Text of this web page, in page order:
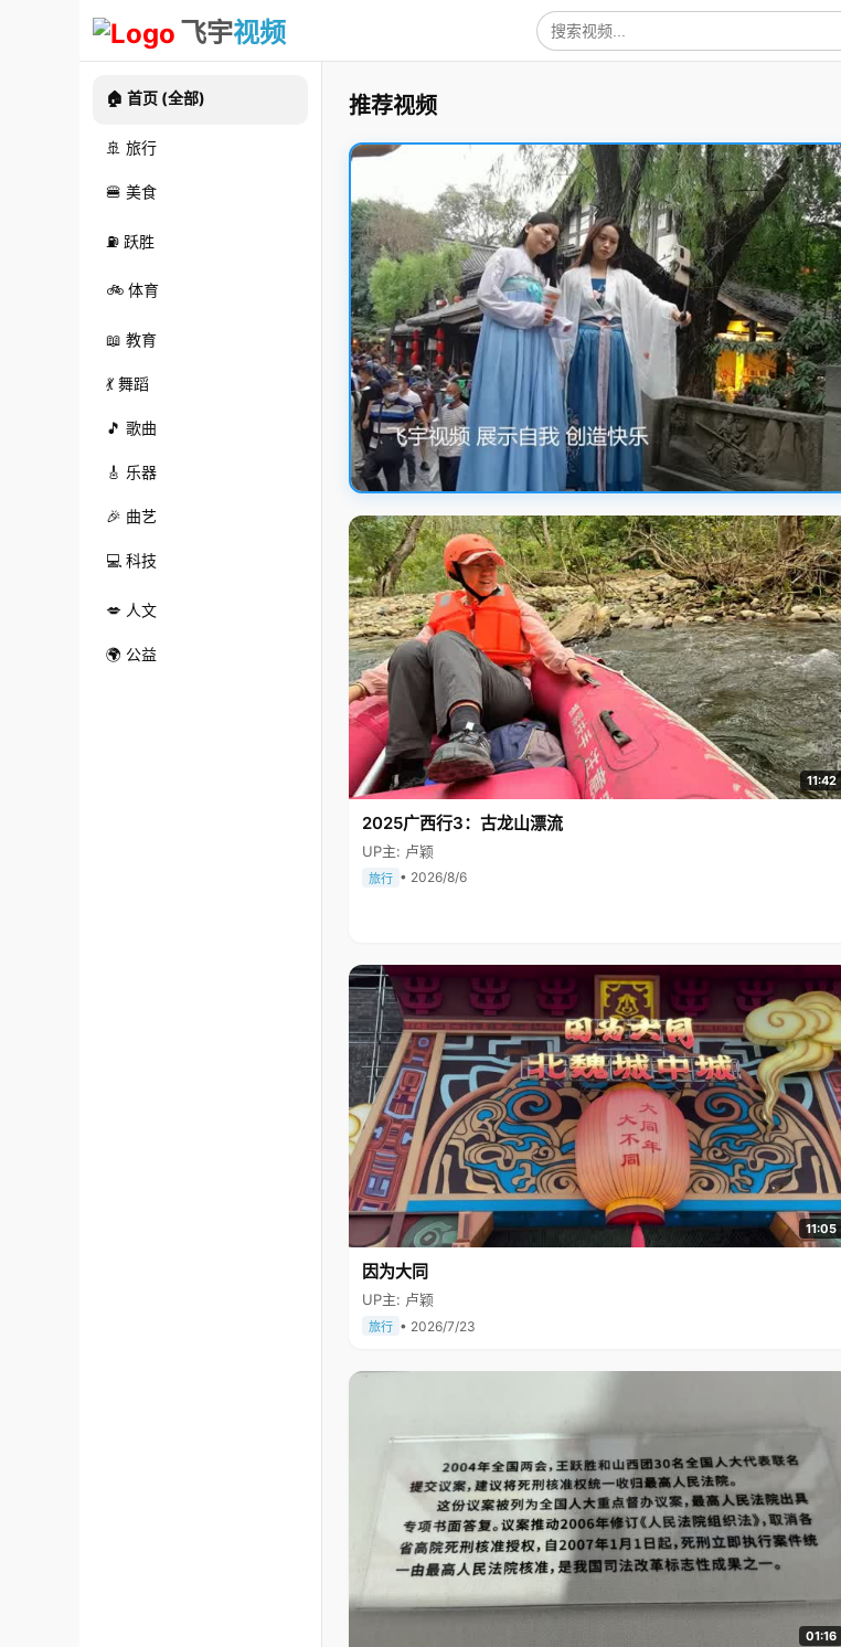
飞宇视频
🏠 首页 (全部)
🚢 旅行
🍔 美食
⛽ 跃胜
🚲 体育
📖 教育
💃 舞蹈
🎵 歌曲
🎸 乐器
🎉 曲艺
💻 科技
💋 人文
🌍 公益
推荐视频
11:42
2025广西行3：古龙山漂流
UP主: 卢颖
旅行 • 2026/8/6
11:05
因为大同
UP主: 卢颖
旅行 • 2026/7/23
01:16